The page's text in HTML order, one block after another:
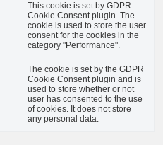
This cookie is set by GDPR
Cookie Consent plugin. The
cookie is used to store the user
consent for the cookies in the
category "Performance".
The cookie is set by the GDPR
Cookie Consent plugin and is
used to store whether or not
user has consented to the use
of cookies. It does not store
any personal data.